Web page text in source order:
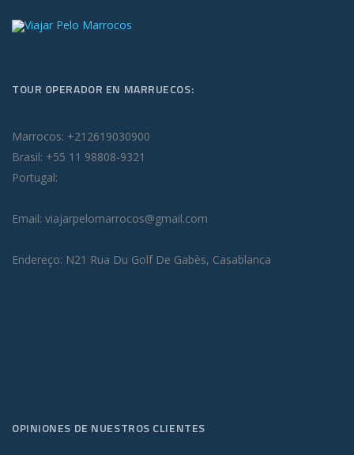
TOUR OPERADOR EN MARRUECOS:
Marrocos: +212619030900
Brasil: +55 11 98808-9321
Portugal:
Email: viajarpelomarrocos@gmail.com
Endereço: N21 Rua Du Golf De Gabès, Casablanca
OPINIONES DE NUESTROS CLIENTES